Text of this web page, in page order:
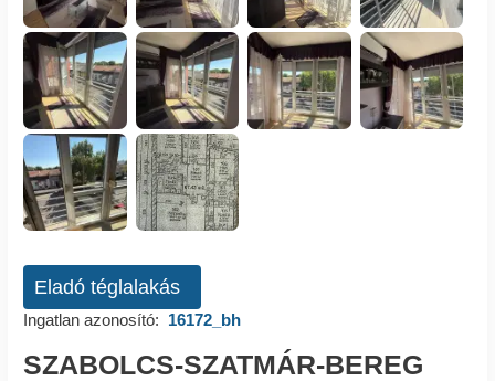
Eladó téglalakás
Ingatlan azonosító: 16172_bh
SZABOLCS-SZATMÁR-BEREG